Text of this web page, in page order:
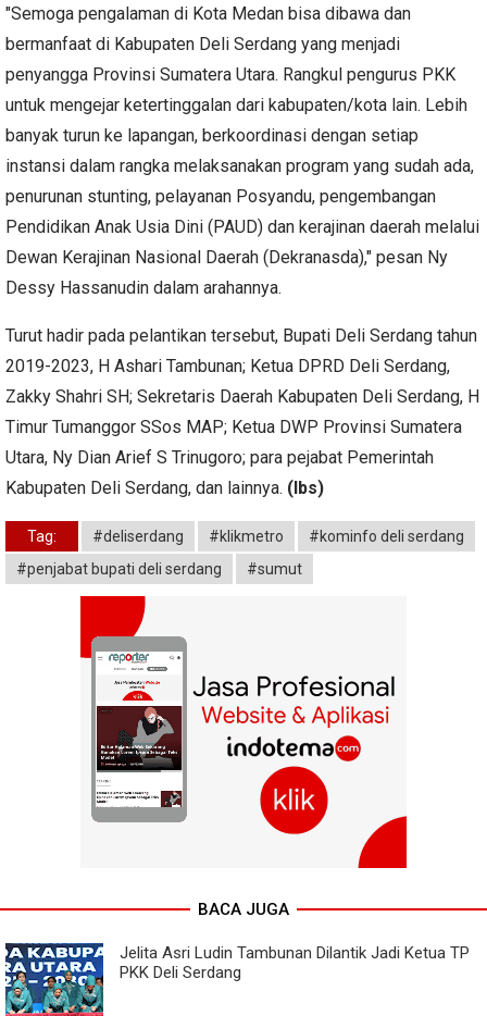
"Semoga pengalaman di Kota Medan bisa dibawa dan
bermanfaat di Kabupaten Deli Serdang yang menjadi
penyangga Provinsi Sumatera Utara. Rangkul pengurus PKK
untuk mengejar ketertinggalan dari kabupaten/kota lain. Lebih
banyak turun ke lapangan, berkoordinasi dengan setiap
instansi dalam rangka melaksanakan program yang sudah ada,
penurunan stunting, pelayanan Posyandu, pengembangan
Pendidikan Anak Usia Dini (PAUD) dan kerajinan daerah melalui
Dewan Kerajinan Nasional Daerah (Dekranasda)," pesan Ny
Dessy Hassanudin dalam arahannya.
Turut hadir pada pelantikan tersebut, Bupati Deli Serdang tahun
2019-2023, H Ashari Tambunan; Ketua DPRD Deli Serdang,
Zakky Shahri SH; Sekretaris Daerah Kabupaten Deli Serdang, H
Timur Tumanggor SSos MAP; Ketua DWP Provinsi Sumatera
Utara, Ny Dian Arief S Trinugoro; para pejabat Pemerintah
Kabupaten Deli Serdang, dan lainnya. (lbs)
Tag: #deliserdang #klikmetro
#kominfo deli serdang
#penjabat bupati deli serdang
#sumut
BACA JUGA
Jelita Asri Ludin Tambunan Dilantik Jadi Ketua TP
PKK Deli Serdang